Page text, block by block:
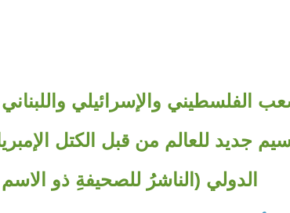
الفلسطيني والإسرائيلي
جديد للعالم من قبل الكتل
الدولي (الناشرُ للصحيفةِ ذو